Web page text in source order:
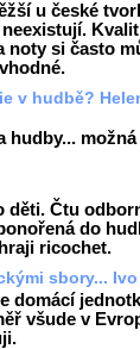
u české
noty si často
v hudbě?
hudby... možná
děti. Čtu
do
ricochet.
sbory... Ivo
domácí
všude v